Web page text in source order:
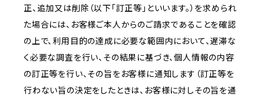
正、追加又は削除（以下「訂正等」といいます。）を求められ
た場合には、お客様ご本人からのご請求であることを確認
の上で、利用目的の達成に必要な範囲内において、遅滞な
く必要な調査を行い、その結果に基づき、個人情報の内容
の訂正等を行い、その旨をお客様に通知します（訂正等を
行わない旨の決定をしたときは、お客様に対しその旨を通